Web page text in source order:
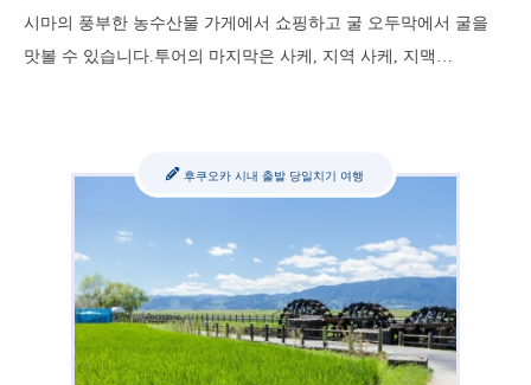
시마의 풍부한 농수산물 가게에서 쇼핑하고 굴 오두막에서 굴을
맛볼 수 있습니다.투어의 마지막은 사케, 지역 사케, 지맥…
후쿠오카 시내 출발 당일치기 여행